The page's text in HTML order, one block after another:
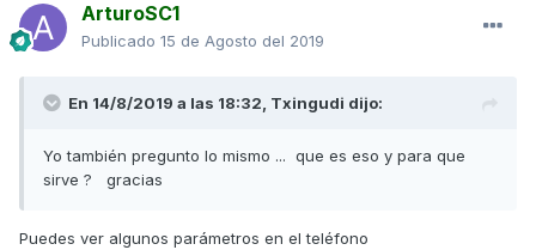
ArturoSC1
Publicado 15 de Agosto del 2019
En 14/8/2019 a las 18:32, Txingudi dijo:
Yo también pregunto lo mismo ... que es eso y para que
sirve ? gracias
Puedes ver algunos parámetros en el teléfono